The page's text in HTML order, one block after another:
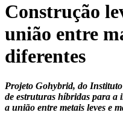
Construção
união entre
diferentes
Projeto Gohybrid, do
de estruturas híbridas para a
a união entre metais leves e